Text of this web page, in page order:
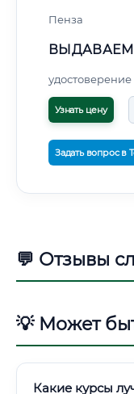
Пенза
Узнать цену
Задать вопрос в
💬 Отзывы
💡 Может
Какие курсы